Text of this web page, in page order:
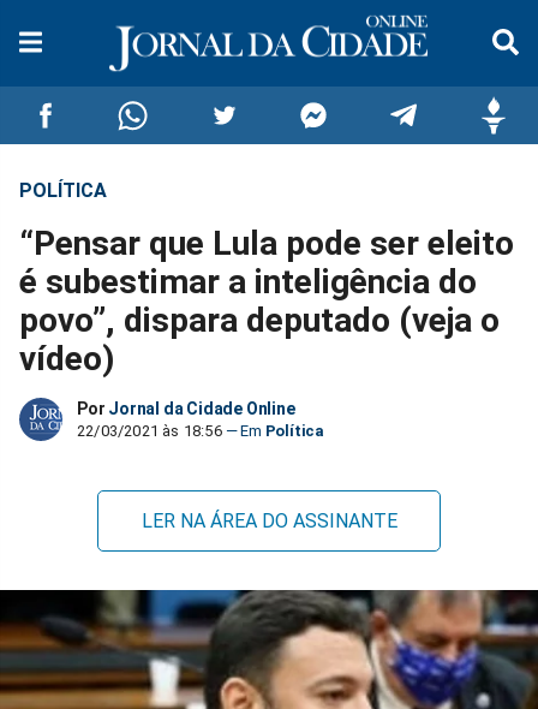
Compartilhar
no
Facebook
Compartilhar
no
Whatsapp
no
Twitter
no
Messenger
no
Telegram
no
Gettr
POLÍTICA
“Pensar que Lula pode ser eleito
é subestimar a inteligência do
povo”, dispara deputado (veja o
vídeo)
Por Jornal da Cidade Online
22/03/2021 às 18:56 Política
LER NA ÁREA DO ASSINANTE